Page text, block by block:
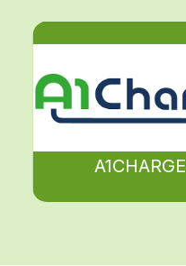
A1CHARGE